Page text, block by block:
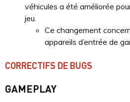
véhicules a été améliorée
jeu.
Ce changement
appareils d’entrée de
CORRECTIFS DE BUGS
GAMEPLAY